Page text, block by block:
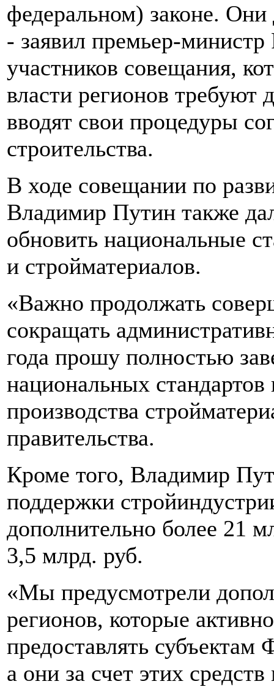
федеральном) законе.
- заявил премьер-
участников совещания,
власти регионов требуют
вводят свои процедуры
строительства.
В ходе совещании по
Владимир Путин также
обновить национальные
и стройматериалов.
«Важно продолжать
сокращать
года прошу полностью
национальных стандартов
производства
правительства.
Кроме того, Владимир
поддержки
дополнительно более 21
3,5 млрд. руб.
«Мы предусмотрели
регионов, которые
предоставлять
а они за счет этих